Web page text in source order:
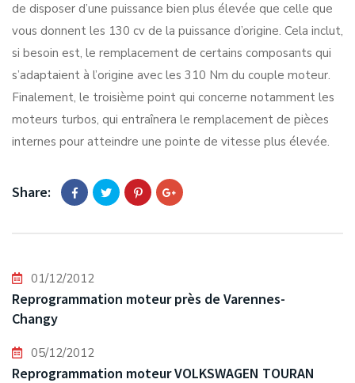
de disposer d’une puissance bien plus élevée que celle que
vous donnent les 130 cv de la puissance d’origine. Cela inclut,
si besoin est, le remplacement de certains composants qui
s’adaptaient à l’origine avec les 310 Nm du couple moteur.
Finalement, le troisième point qui concerne notamment les
moteurs turbos, qui entraînera le remplacement de pièces
internes pour atteindre une pointe de vitesse plus élevée.
Share:
01/12/2012
Reprogrammation moteur près de Varennes-
Changy
05/12/2012
Reprogrammation moteur VOLKSWAGEN TOURAN